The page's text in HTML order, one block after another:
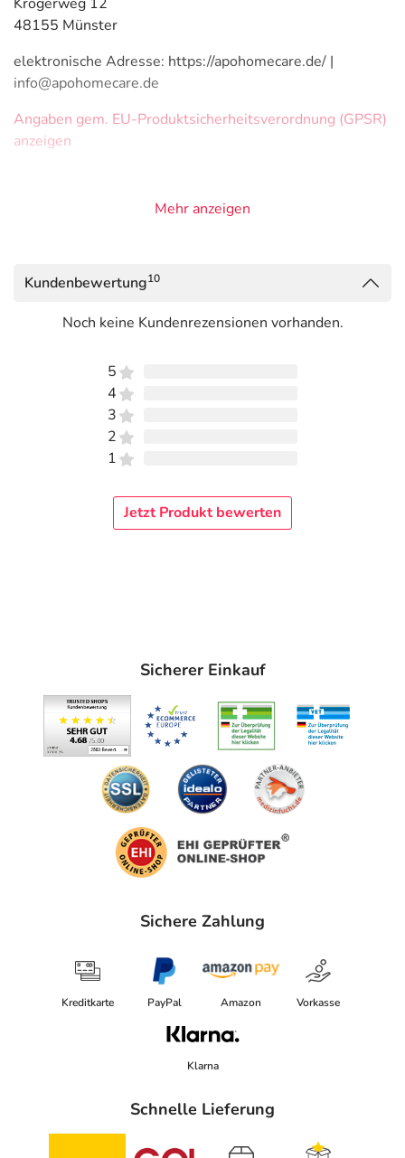
48155 Münster
elektronische Adresse: https://apohomecare.de/ |
info@apohomecare.de
Angaben gem. EU-Produktsicherheitsverordnung (GPSR)
anzeigen
Mehr anzeigen
Kundenbewertung10
Noch keine Kundenrezensionen vorhanden.
5
4
3
2
1
Jetzt Produkt bewerten
Sicherer Einkauf
Sichere Zahlung
Kreditkarte PayPal Amazon Vorkasse
Klarna
Schnelle Lieferung